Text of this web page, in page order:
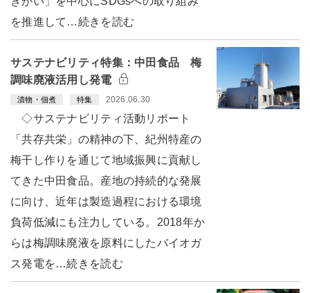
を推進して…続きを読む
サステナビリティ特集：中田食品 梅
調味廃液活用し発電
漬物・佃煮 特集 2026.06.30
◇サステナビリティ活動リポート
「共存共栄」の精神の下、紀州特産の
梅干し作りを通じて地域振興に貢献し
てきた中田食品。産地の持続的な発展
に向け、近年は製造過程における環境
負荷低減にも注力している。2018年か
らは梅調味廃液を原料にしたバイオガ
ス発電を…続きを読む